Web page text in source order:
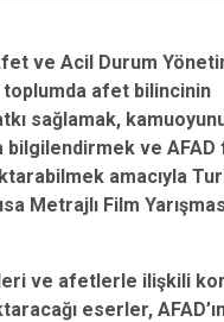
ve Acil Durum Y
toplumda afet bilincinin
sağlamak,
bilgilendirmek ve
amacıyla
Metrajlı Film Yarış
ve afetlerle ilişkili
eserler,